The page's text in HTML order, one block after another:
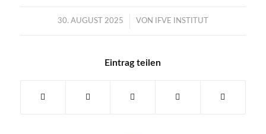
30. AUGUST 2025
/ VON IFVE INSTITUT
Eintrag teilen